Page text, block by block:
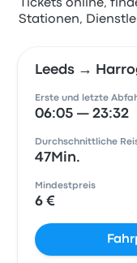
Tickets online,
Stationen,
Leeds →
Erste und letzte
06:05 — 23:32
Durchschnittliche
47Min.
Mindestpreis
6 €